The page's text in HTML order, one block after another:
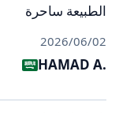
02‏/06‏/2026
HAMAD A.
الطبيعة ساحرة